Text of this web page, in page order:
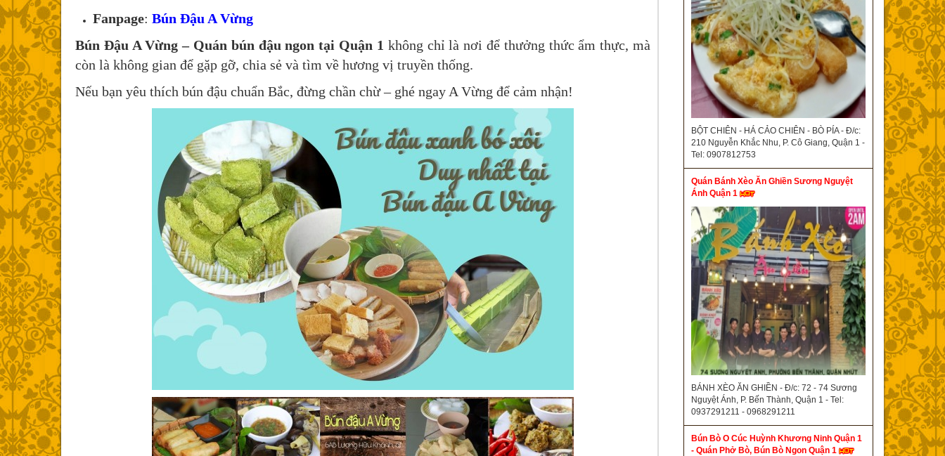
Fanpage: Bún Đậu A Vừng
Bún Đậu A Vừng – Quán bún đậu ngon tại Quận 1 không chỉ là nơi để thưởng thức ẩm thực, mà
còn là không gian để gặp gỡ, chia sẻ và tìm về hương vị truyền thống.
Nếu bạn yêu thích bún đậu chuẩn Bắc, đừng chần chừ – ghé ngay A Vừng để cảm nhận!
BỘT CHIÊN - HÁ CẢO CHIÊN - BÒ PÍA - Đ/c:
210 Nguyễn Khắc Nhu, P. Cô Giang, Quận 1 -
Tel: 0907812753
Quán Bánh Xèo Ăn Ghiền Sương Nguyệt
Ánh Quận 1
BÁNH XÈO ĂN GHIỀN - Đ/c: 72 - 74 Sương
Nguyệt Ánh, P. Bến Thành, Quận 1 - Tel:
0937291211 - 0968291211
Bún Bò O Cúc Huỳnh Khương Ninh Quận 1
- Quán Phở Bò, Bún Bò Ngon Quận 1